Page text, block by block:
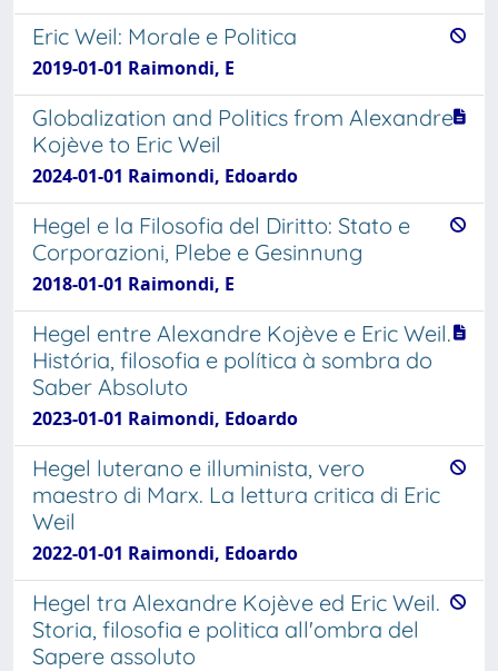
Eric Weil: Morale e Politica
2019-01-01 Raimondi, E
Globalization and Politics from Alexandre
Kojève to Eric Weil
2024-01-01 Raimondi, Edoardo
Hegel e la Filosofia del Diritto: Stato e
Corporazioni, Plebe e Gesinnung
2018-01-01 Raimondi, E
Hegel entre Alexandre Kojève e Eric Weil.
História, filosofia e política à sombra do
Saber Absoluto
2023-01-01 Raimondi, Edoardo
Hegel luterano e illuminista, vero
maestro di Marx. La lettura critica di Eric
Weil
2022-01-01 Raimondi, Edoardo
Hegel tra Alexandre Kojève ed Eric Weil.
Storia, filosofia e politica all'ombra del
Sapere assoluto